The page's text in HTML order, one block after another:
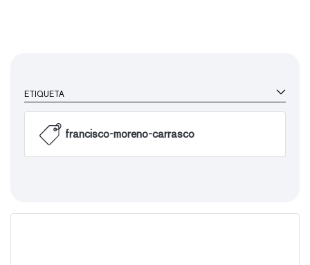
ETIQUETA
francisco-moreno-carrasco